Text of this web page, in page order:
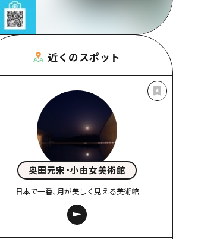
近くのスポット
奥田元宋・小由女美術館
日本で一番、月が美しく見える美術館